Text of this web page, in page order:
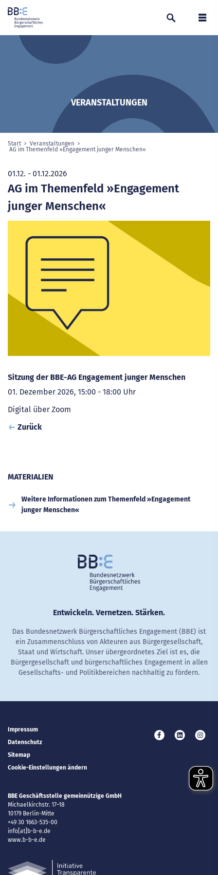
Suchen
VERANSTALTUNGEN
Sie sind hier:
Start
Veranstaltungen
AG im Themenfeld »Engagement junger Menschen«
01.12. - 01.12.2026
AG im Themenfeld »Engagement
junger Menschen«
Sitzung der BBE-AG Engagement junger Menschen
01. Dezember 2026, 15:00 - 18:00 Uhr
Digital über Zoom
Zurück
MATERIALIEN
Weitere Informationen zum Themenfeld »Engagement
junger Menschen«
Entwickeln. Vernetzen. Stärken.
Das Bundesnetzwerk Bürgerschaftliches Engagement (BBE) ist
ein Zusammenschluss von Akteuren aus Bürgergesellschaft,
Staat und Wirtschaft. Unser übergeordnetes Ziel ist es, die
Bürgergesellschaft und bürgerschaftliches Engagement in allen
Gesellschafts- und Politikbereichen nachhaltig zu fördern.
Impressum
Datenschutz
Sitemap
Cookie-Einstellungen ändern
Besuchen Sie uns
Besuchen
BBE Geschäftsstelle gemeinnützige GmbH
Michaelkirchstr. 17–18
10179 Berlin-Mitte
+49 30 1663-535-00
E-Mail
info[at]b-b-e.de
Website
www.b-b-e.de